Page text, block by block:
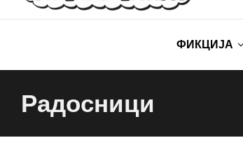
ФИКЦИЈА
Радосници